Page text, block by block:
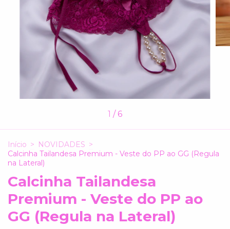
1 / 6
Início > NOVIDADES >
Calcinha Tailandesa Premium - Veste do PP ao GG (Regula
na Lateral)
Calcinha Tailandesa
Premium - Veste do PP ao
GG (Regula na Lateral)